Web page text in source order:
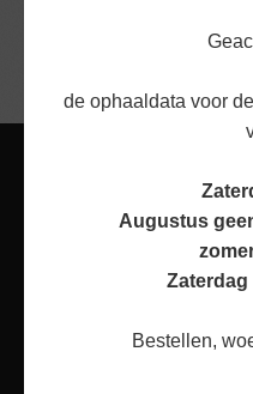
de ophaaldata voor
Augustus
Bestellen,